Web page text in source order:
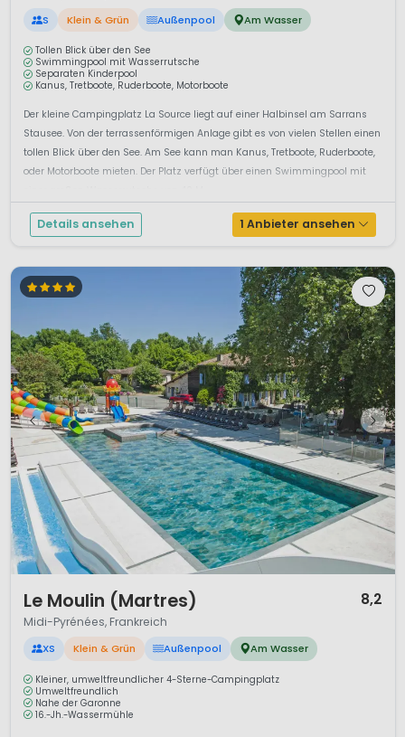
S Klein & Grün Außenpool Am Wasser
Tollen Blick über den See
Swimmingpool mit Wasserrutsche
Separaten Kinderpool
Kanus, Tretboote, Ruderboote, Motorboote
Der kleine Campingplatz La Source liegt auf einer Halbinsel am Sarrans
Stausee. Von der terrassenförmigen Anlage gibt es von vielen Stellen einen
tollen Blick über den See. Am See kann man Kanus, Tretboote, Ruderboote,
oder Motorboote mieten. Der Platz verfügt über einen Swimmingpool mit
Details ansehen 1 Anbieter ansehen
Le Moulin (Martres) 8,2
Midi-Pyrénées, Frankreich
XS Klein & Grün Außenpool Am Wasser
Kleiner, umweltfreundlicher 4-Sterne-Campingplatz
Umweltfreundlich
Nahe der Garonne
16.-Jh.-Wassermühle